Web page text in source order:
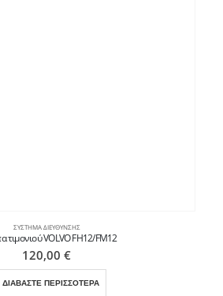
ΣΎΣΤΗΜΑ ΔΙΕΎΘΥΝΣΗΣ
τιμονιού VOLVO FH12/FM12
120,00 €
ΔΙΑΒΑΣΤΕ ΠΕΡΙΣΣΟΤΕΡΑ